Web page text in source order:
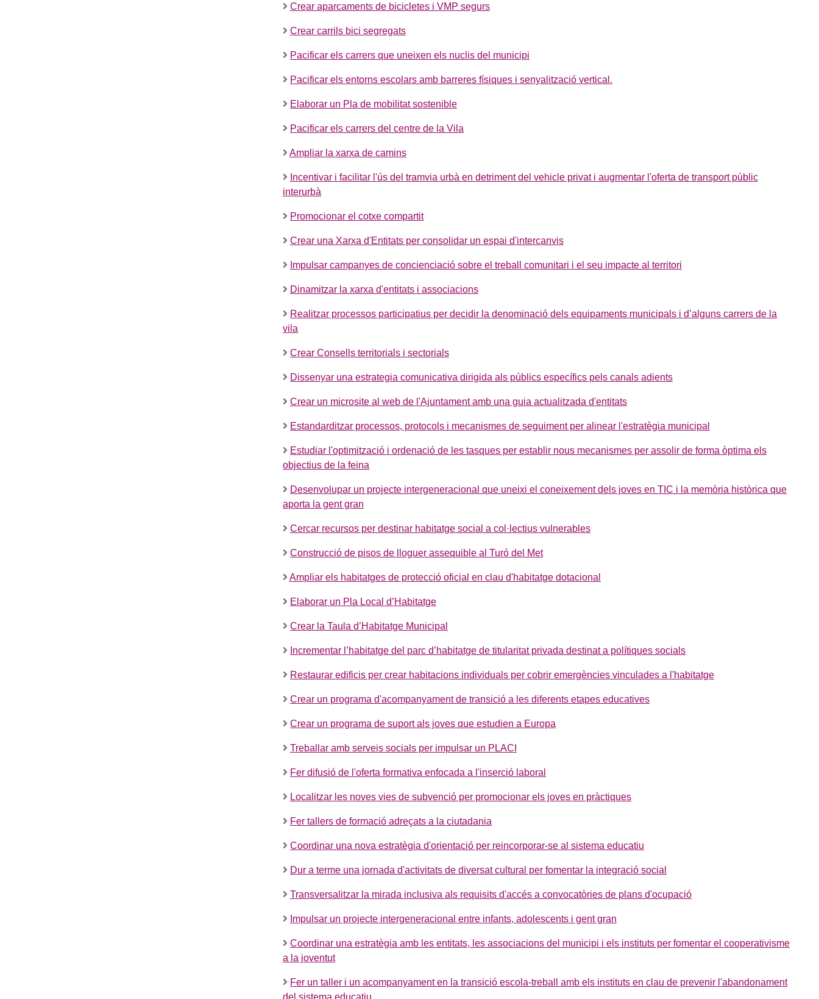
Crear aparcaments de bicicletes i VMP segurs
Crear carrils bici segregats
Pacificar els carrers que uneixen els nuclis del municipi
Pacificar els entorns escolars amb barreres físiques i senyalització vertical.
Elaborar un Pla de mobilitat sostenible
Pacificar els carrers del centre de la Vila
Ampliar la xarxa de camins
Incentivar i facilitar l'ús del tramvia urbà en detriment del vehicle privat i augmentar l'oferta de transport públic
interurbà
Promocionar el cotxe compartit
Crear una Xarxa d'Entitats per consolidar un espai d'intercanvis
Impulsar campanyes de concienciació sobre el treball comunitari i el seu impacte al territori
Dinamitzar la xarxa d'entitats i associacions
Realitzar processos participatius per decidir la denominació dels equipaments municipals i d’alguns carrers de la
vila
Crear Consells territorials i sectorials
Dissenyar una estrategia comunicativa dirigida als públics específics pels canals adients
Crear un microsite al web de l'Ajuntament amb una guia actualitzada d'entitats
Estandarditzar processos, protocols i mecanismes de seguiment per alinear l'estratègia municipal
Estudiar l'optimització i ordenació de les tasques per establir nous mecanismes per assolir de forma òptima els
objectius de la feina
Desenvolupar un projecte intergeneracional que uneixi el coneixement dels joves en TIC i la memòria històrica que
aporta la gent gran
Cercar recursos per destinar habitatge social a col·lectius vulnerables
Construcció de pisos de lloguer assequible al Turó del Met
Ampliar els habitatges de protecció oficial en clau d'habitatge dotacional
Elaborar un Pla Local d’Habitatge
Crear la Taula d’Habitatge Municipal
Incrementar l’habitatge del parc d’habitatge de titularitat privada destinat a polítiques socials
Restaurar edificis per crear habitacions individuals per cobrir emergències vinculades a l'habitatge
Crear un programa d'acompanyament de transició a les diferents etapes educatives
Crear un programa de suport als joves que estudien a Europa
Treballar amb serveis socials per impulsar un PLACI
Fer difusió de l'oferta formativa enfocada a l'inserció laboral
Localitzar les noves vies de subvenció per promocionar els joves en pràctiques
Fer tallers de formació adreçats a la ciutadania
Coordinar una nova estratègia d'orientació per reincorporar-se al sistema educatiu
Dur a terme una jornada d'activitats de diversat cultural per fomentar la integració social
Transversalitzar la mirada inclusiva als requisits d'accés a convocatòries de plans d'ocupació
Impulsar un projecte intergeneracional entre infants, adolescents i gent gran
Coordinar una estratègia amb les entitats, les associacions del municipi i els instituts per fomentar el cooperativisme
a la joventut
Fer un taller i un acompanyament en la transició escola-treball amb els instituts en clau de prevenir l'abandonament
del sistema educatiu